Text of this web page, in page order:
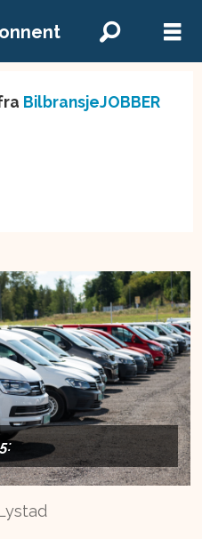
BilbransjeJOBBER